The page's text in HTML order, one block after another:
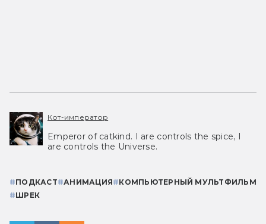
Кот-император
Emperor of catkind. I are controls the spice, I
are controls the Universe.
#ПОДКАСТ#АНИМАЦИЯ#КОМПЬЮТЕРНЫЙ МУЛЬТФИЛЬМ
#ШРЕК